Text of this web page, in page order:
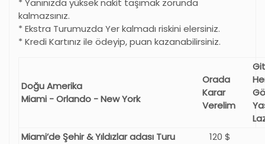
* Yanınızda yüksek nakit taşımak zorunda
kalmazsınız.
* Ekstra Turumuzda Yer kalmadı riskini elersiniz.
* Kredi Kartınız ile ödeyip, puan kazanabilirsiniz.
Doğu Amerika
Miami - Orlando - New York
Orada
Karar
Verelim
Miami’de Şehir & Yıldızlar adası Turu
120 $